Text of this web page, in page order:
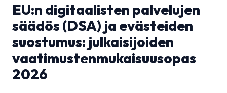
EU:n digitaalisten palvelujen
säädös (DSA) ja evästeiden
suostumus: julkaisijoiden
vaatimustenmukaisuusopas
2026